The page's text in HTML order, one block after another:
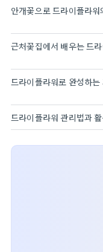
드라이플라워 관리법과